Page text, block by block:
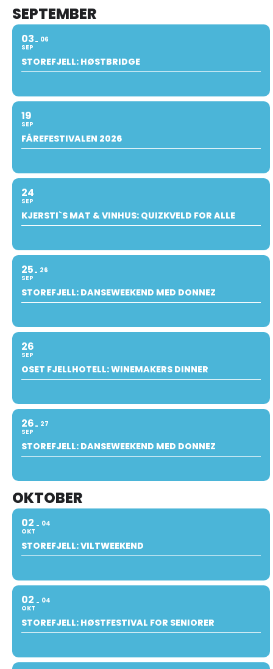
SEPTEMBER
03
SEP
06
STOREFJELL: HØSTBRIDGE
19
SEP
FÅREFESTIVALEN 2026
24
SEP
KJERSTI`S MAT & VINHUS: QUIZKVELD FOR ALLE
25
SEP
26
STOREFJELL: DANSEWEEKEND MED DONNEZ
26
SEP
OSET FJELLHOTELL: WINEMAKERS DINNER
26
SEP
27
STOREFJELL: DANSEWEEKEND MED DONNEZ
OKTOBER
02
OKT
04
STOREFJELL: VILTWEEKEND
02
OKT
04
STOREFJELL: HØSTFESTIVAL FOR SENIORER